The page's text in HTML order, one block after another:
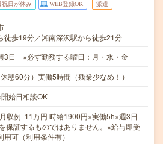
祝日が休み WEB登録OK 派遣
徒歩19分／湘南深沢駅から徒歩21分
3日 ※必ず勤務する曜日：月・水・金
憩60分）実働5時間（残業少なめ！）
始日相談OK
収例 11万円 時給1900円×実働5h×週3日
保証するものではありません。※給与即受
可（利用条件有）